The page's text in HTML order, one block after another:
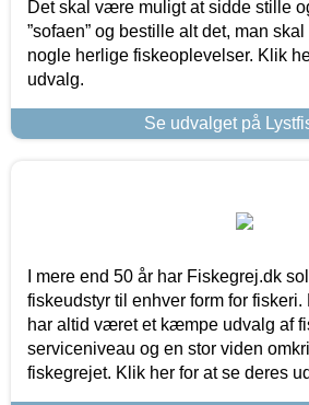
Det skal være muligt at sidde stille
”sofaen” og bestille alt det, man
nogle herlige fiskeoplevelser. Klik
udvalg.
Se udvalget på
I mere end 50 år har Fiskegrej.dk
fiskeudstyr til enhver form for fiskeri.
har altid været et kæmpe udvalg af
serviceniveau og en stor viden
fiskegrejet. Klik her for at se deres